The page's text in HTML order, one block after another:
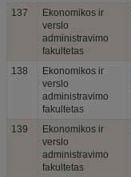
137
Ekonomikos ir
verslo
administravimo
fakultetas
138
Ekonomikos ir
verslo
administravimo
fakultetas
139
Ekonomikos ir
verslo
administravimo
fakultetas